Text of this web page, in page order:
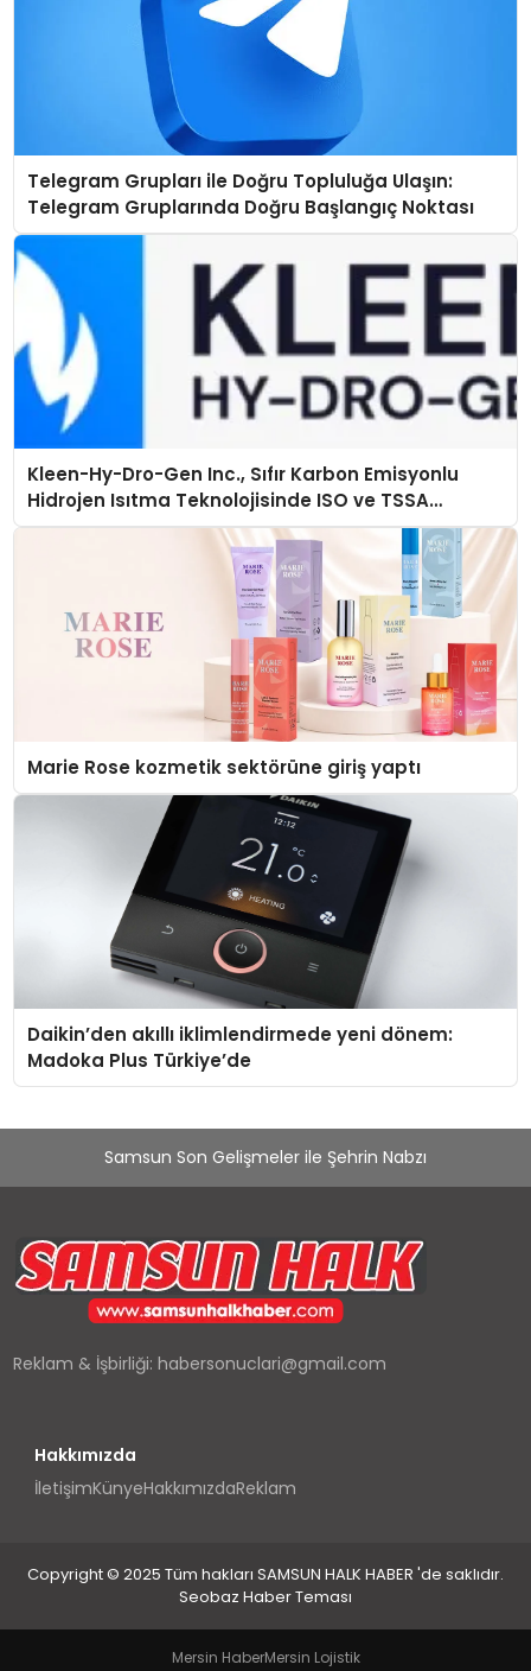
Telegram Grupları ile Doğru Topluluğa Ulaşın:
Telegram Gruplarında Doğru Başlangıç Noktası
Kleen-Hy-Dro-Gen Inc., Sıfır Karbon Emisyonlu
Hidrojen Isıtma Teknolojisinde ISO ve TSSA
Düzenleyici Onaylarını Aldı
Marie Rose kozmetik sektörüne giriş yaptı
Daikin’den akıllı iklimlendirmede yeni dönem:
Madoka Plus Türkiye’de
Samsun Son Gelişmeler ile Şehrin Nabzı
Reklam & İşbirliği:habersonuclari@gmail.com
Hakkımızda
İletişimKünyeHakkımızdaReklam
Copyright © 2025 Tüm hakları SAMSUN HALK HABER 'de saklıdır.
Seobaz Haber Teması
Mersin HaberMersin Lojistik